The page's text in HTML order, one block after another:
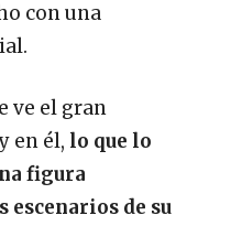
con una
ve el gran
en él, lo que lo
figura
de su